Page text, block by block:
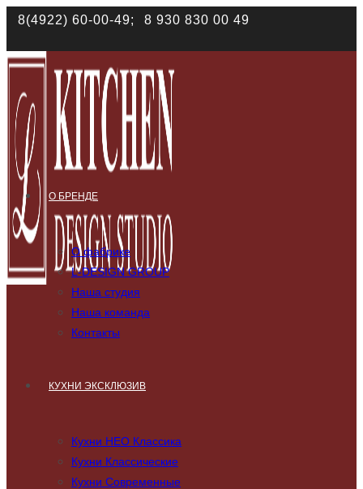
8(4922) 60-00-49; 8 930 830 00 49
О БРЕНДЕ
О фабрике
L-DESIGN GROUP
Наша студия
Наша команда
Контакты
КУХНИ ЭКСКЛЮЗИВ
Кухни НЕО Классика
Кухни Классические
Кухни Современные
Наш сайт использует файлы cookies. Продолжая им